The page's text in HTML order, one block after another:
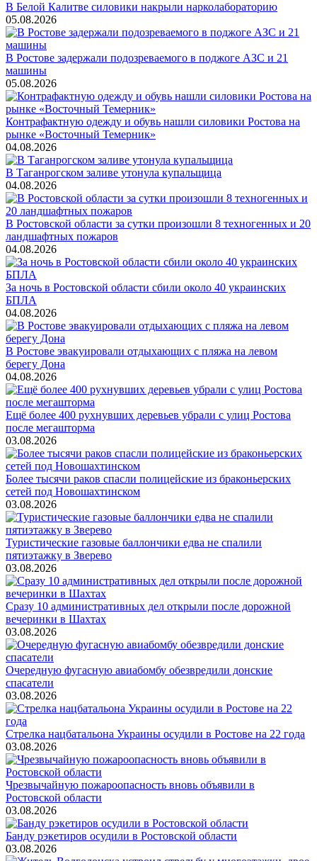
В Белой Калитве силовики накрыли нарколабораторию
05.08.2026
В Ростове задержали подозреваемого в поджоге АЗС и 21
машины
05.08.2026
Контрафактную одежду и обувь нашли силовики Ростова на
рынке «Восточный Темерник»
04.08.2026
В Таганрогском заливе утонула купальщица
04.08.2026
В Ростовской области за сутки произошли 8 техногенных и 20
ландшафтных пожаров
04.08.2026
За ночь в Ростовской области сбили около 40 украинских
БПЛА
04.08.2026
В Ростове эвакуировали отдыхающих с пляжа на левом
берегу Дона
04.08.2026
Ещё более 400 рухнувших деревьев убрали с улиц Ростова
после мегашторма
03.08.2026
Более тысячи раков спасли полицейские из браконьерских
сетей под Новошахтинском
03.08.2026
Туристические газовые баллончики едва не спалили
пятиэтажку в Зверево
03.08.2026
Сразу 10 административных дел открыли после дорожной
вечеринки в Шахтах
03.08.2026
Очередную фугасную авиабомбу обезвредили донские
спасатели
03.08.2026
Стрелка нацбатальона Украины осудили в Ростове на 22 года
03.08.2026
Чрезвычайную пожароопасность вновь объявили в
Ростовской области
03.08.2026
Банду рэкетиров осудили в Ростовской области
03.08.2026